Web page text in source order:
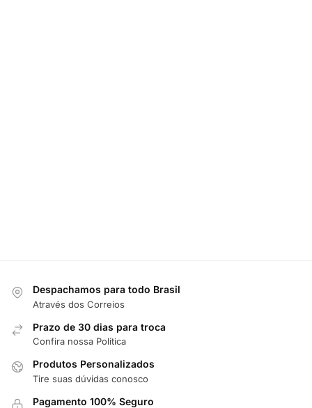
Despachamos para todo Brasil
Através dos Correios
Prazo de 30 dias para troca
Confira nossa Política
Produtos Personalizados
Tire suas dúvidas conosco
Pagamento 100% Seguro